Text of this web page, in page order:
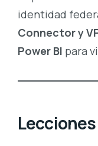
identidad
Connector y
Power BI para